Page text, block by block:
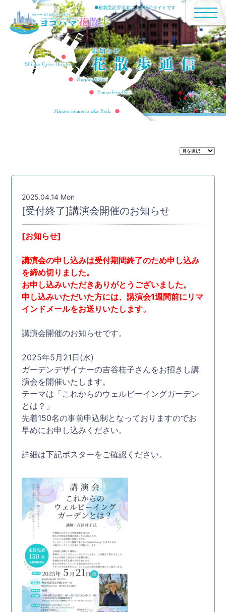
●植栽受託管理者による紹介サイトです
2025.04.14 Mon
[受付終了]講演会開催のお知らせ
[お知らせ]
講演会の申し込みは受付期間終了のため申し込み
を締め切りました。
お申し込みいただきありがとうございました。
申し込みいただいた方には、講演会1週間前にリマ
インドメールをお送りいたします。
講演会開催のお知らせです。
2025年5月21日(水)
ガーデンデザイナーの吉谷桂子さんをお招きし講
演会を開催いたします。
テーマは「これからのウェルビーイングガーデン
とは？」
先着150名の事前申込制となっておりますのでお
早めにお申し込みください。
詳細は下記ポスターをご確認ください。